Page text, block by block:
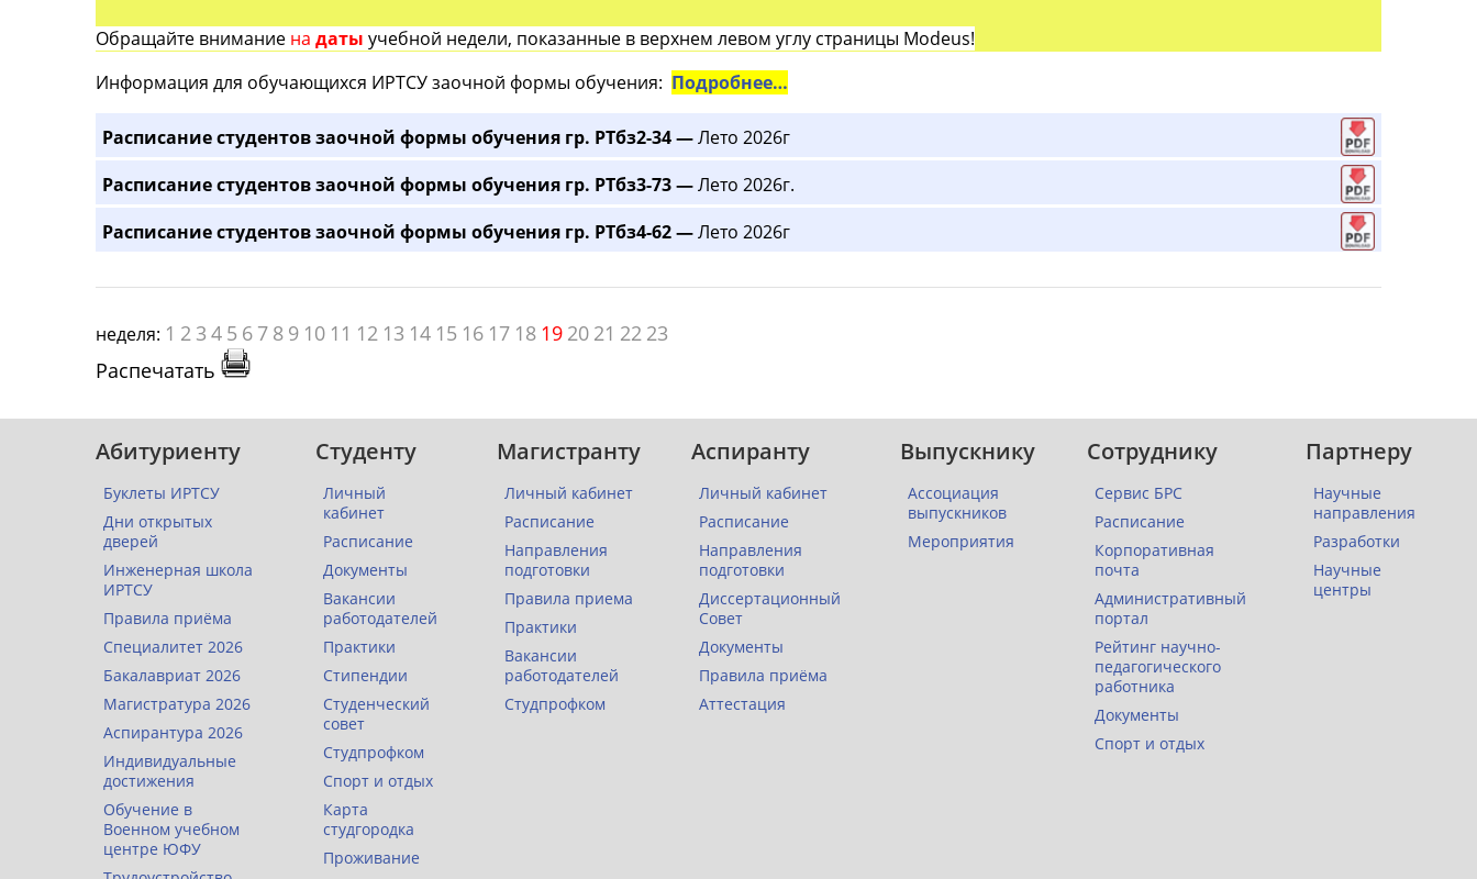
Обращайте внимание на даты учебной недели, показанные в верхнем левом углу страницы Modeus!
Информация для обучающихся ИРТСУ заочной формы обучения: Подробнее…
Расписание студентов заочной формы обучения гр. РТбз2-34 —Лето 2026г
Расписание студентов заочной формы обучения гр. РТбз3-73 —Лето 2026г.
Расписание студентов заочной формы обучения гр. РТбз4-62 —Лето 2026г
неделя: 1 2 3 4 5 6 7 8 9 10 11 12 13 14 15 16 17 18 19 20 21 22 23
Распечатать
Абитуриенту
Буклеты ИРТСУ
Дни открытых
дверей
Инженерная школа
ИРТСУ
Правила приёма
Специалитет 2026
Бакалавриат 2026
Магистратура 2026
Аспирантура 2026
Индивидуальные
достижения
Обучение в
Военном учебном
центре ЮФУ
Студенту
Личный
кабинет
Расписание
Документы
Вакансии
работодателей
Практики
Стипендии
Студенческий
совет
Студпрофком
Спорт и отдых
Карта
студгородка
Проживание
Магистранту
Личный кабинет
Расписание
Направления
подготовки
Правила приема
Практики
Вакансии
работодателей
Студпрофком
Аспиранту
Личный кабинет
Расписание
Направления
подготовки
Диссертационный
Совет
Документы
Правила приёма
Аттестация
Выпускнику
Ассоциация
выпускников
Мероприятия
Сотруднику
Сервис БРС
Расписание
Корпоративная
почта
Административный
портал
Рейтинг научно-
педагогического
работника
Документы
Спорт и отдых
Партнеру
Научные
направления
Разработки
Научные
центры